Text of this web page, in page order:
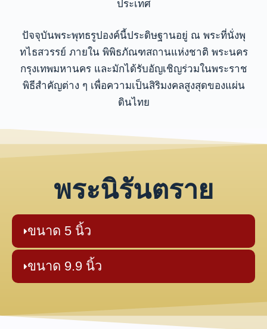
ประเทศ
ปัจจุบันพระพุทธรูปองค์นี้ประดิษฐานอยู่ ณ พระที่นั่งพุ
ทไธสวรรย์ ภายใน พิพิธภัณฑสถานแห่งชาติ พระนคร
กรุงเทพมหานคร และมักได้รับอัญเชิญร่วมในพระราช
พิธีสำคัญต่าง ๆ เพื่อความเป็นสิริมงคลสูงสุดของแผ่น
ดินไทย
พระนิรันตราย
ขนาด 5 นิ้ว
ขนาด 9.9 นิ้ว